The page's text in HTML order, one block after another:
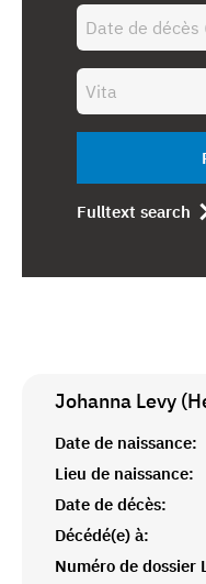
Fulltext search
Johanna Levy
Date de naissance:
Lieu de naissance:
Date de décès:
Décédé(e) à:
Numéro de dossier